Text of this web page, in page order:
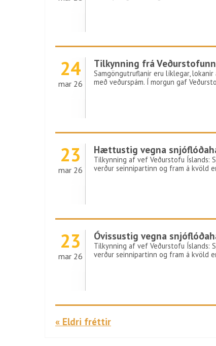
24
mar 26
Tilkynning frá
Samgöngutruflanir eru líklegar,
með veðurspám. Í morgun gaf
23
mar 26
Hættustig vegna
Tilkynning af vef Veðurstofu Íslands:
verður seinnipartinn og fram á kvöld
23
mar 26
Óvissustig vegna
Tilkynning af vef Veðurstofu Íslands:
verður seinnipartinn og fram á kvöld
« Eldri fréttir